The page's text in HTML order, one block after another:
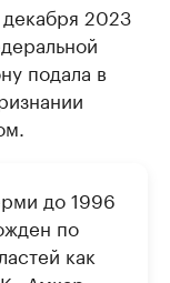
декабря 2023
подала в
до 1996
по
как